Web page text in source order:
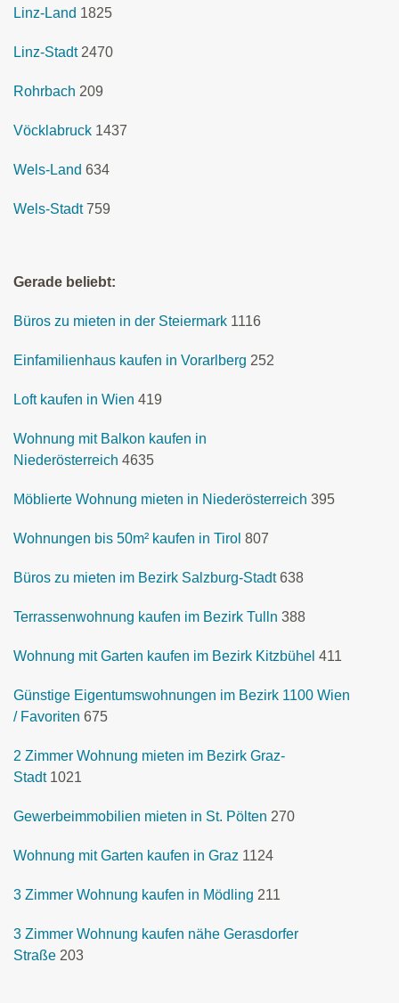
Linz-Land 1825
Linz-Stadt 2470
Rohrbach 209
Vöcklabruck 1437
Wels-Land 634
Wels-Stadt 759
Gerade beliebt:
Büros zu mieten in der Steiermark 1116
Einfamilienhaus kaufen in Vorarlberg 252
Loft kaufen in Wien 419
Wohnung mit Balkon kaufen in
Niederösterreich 4635
Möblierte Wohnung mieten in Niederösterreich 395
Wohnungen bis 50m² kaufen in Tirol 807
Büros zu mieten im Bezirk Salzburg-Stadt 638
Terrassenwohnung kaufen im Bezirk Tulln 388
Wohnung mit Garten kaufen im Bezirk Kitzbühel 411
Günstige Eigentumswohnungen im Bezirk 1100 Wien
/ Favoriten 675
2 Zimmer Wohnung mieten im Bezirk Graz-
Stadt 1021
Gewerbeimmobilien mieten in St. Pölten 270
Wohnung mit Garten kaufen in Graz 1124
3 Zimmer Wohnung kaufen in Mödling 211
3 Zimmer Wohnung kaufen nähe Gerasdorfer
Straße 203